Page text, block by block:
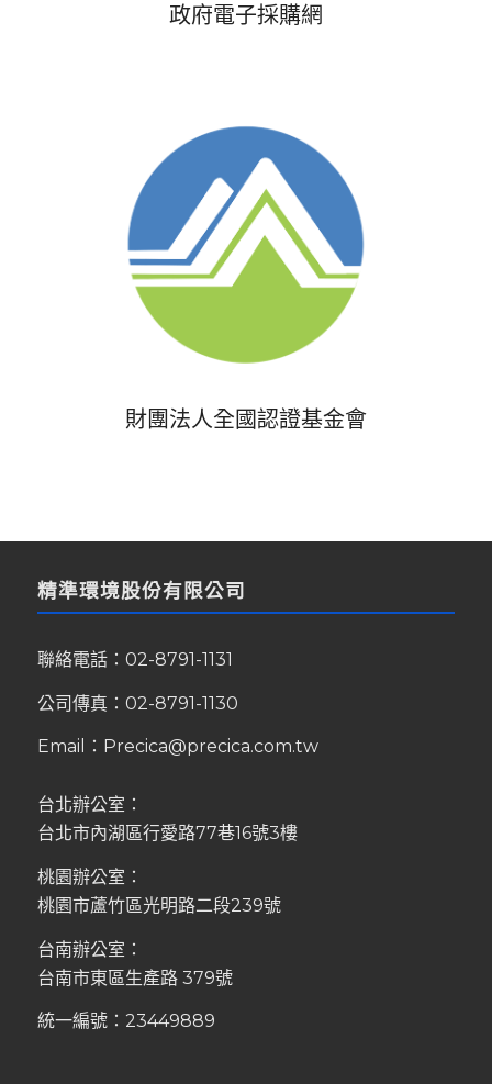
政府電子採購網
財團法人全國認證基金會
精準環境股份有限公司
聯絡電話： 02-8791-1131
公司傳真：02-8791-1130
Email： Precica@precica.com.tw
台北辦公室：
台北市內湖區行愛路77巷16號3樓
桃園辦公室：
桃園市蘆竹區光明路二段239號
台南辦公室：
台南市東區生產路 379號
統一編號：23449889